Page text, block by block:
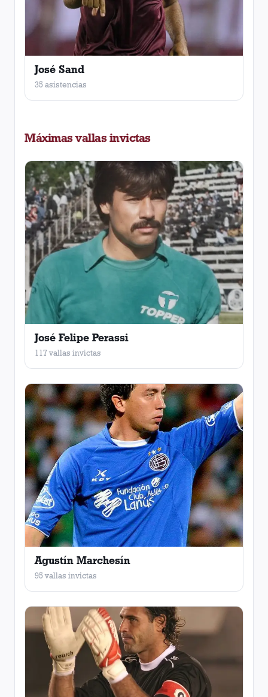
José Sand
35 asistencias
Máximas vallas invictas
José Felipe Perassi
117 vallas invictas
Agustín Marchesín
95 vallas invictas